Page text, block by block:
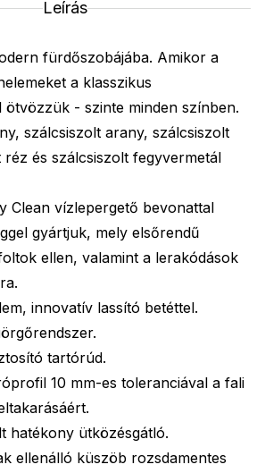
Leírás
fürdőszobájába. Amikor a
a klasszikus
ötvözzük - szinte minden színben.
szálcsiszolt arany, szálcsiszolt
és szálcsiszolt fegyvermetál
Clean vízlepergető bevonattal
gyártjuk, mely elsőrendű
ellen, valamint a lerakódások
innovatív lassító betéttel.
tartórúd.
10 mm-es toleranciával a fali
hatékony ütközésgátló.
ellenálló küszöb rozsdamentes